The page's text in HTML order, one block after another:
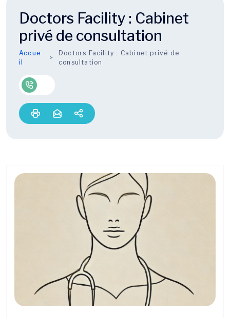
Doctors Facility : Cabinet
privé de consultation
Accue
il
Doctors Facility : Cabinet privé de
consultation